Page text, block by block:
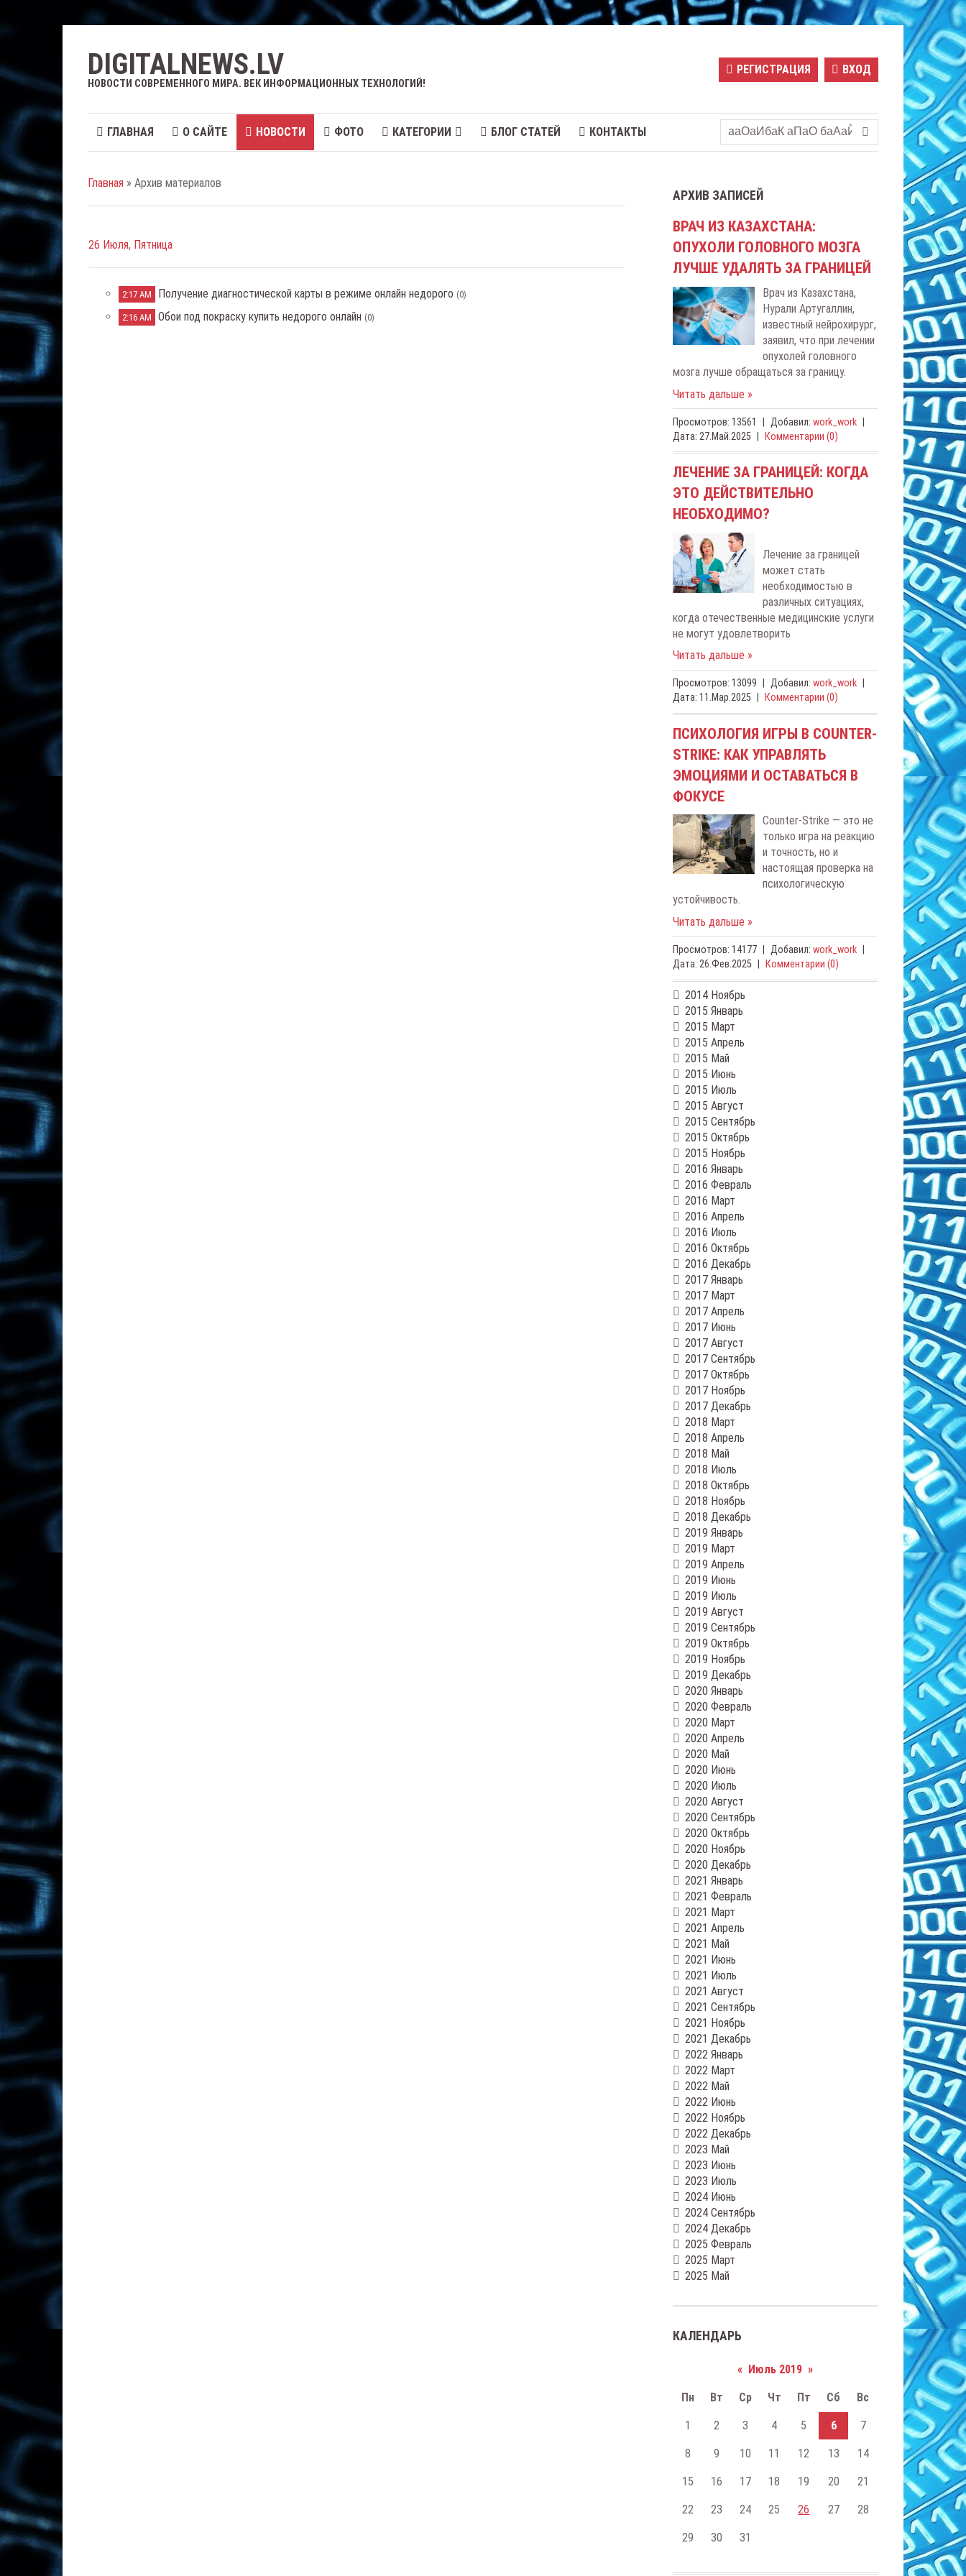
DIGITALNEWS.LV
НОВОСТИ СОВРЕМЕННОГО МИРА. ВЕК ИНФОРМАЦИОННЫХ ТЕХНОЛОГИЙ!
РЕГИСТРАЦИЯ ВХОД
ГЛАВНАЯ О САЙТЕ НОВОСТИ ФОТО КАТЕГОРИИ БЛОГ СТАТЕЙ КОНТАКТЫ
Главная » Архив материалов
26 Июля, Пятница
2:17 AM Получение диагностической карты в режиме онлайн недорого (0)
2:16 AM Обои под покраску купить недорого онлайн (0)
АРХИВ ЗАПИСЕЙ
ВРАЧ ИЗ КАЗАХСТАНА:
ОПУХОЛИ ГОЛОВНОГО МОЗГА
ЛУЧШЕ УДАЛЯТЬ ЗА ГРАНИЦЕЙ
Врач из Казахстана,
Нурали Артугаллин,
известный нейрохирург,
заявил, что при лечении
опухолей головного
мозга лучше обращаться за границу.
Читать дальше »
Просмотров: 13561 Добавил: work_work
Дата: 27.Май.2025 Комментарии (0)
ЛЕЧЕНИЕ ЗА ГРАНИЦЕЙ: КОГДА
ЭТО ДЕЙСТВИТЕЛЬНО
НЕОБХОДИМО?
Лечение за границей
может стать
необходимостью в
различных ситуациях,
когда отечественные медицинские услуги
не могут удовлетворить
Читать дальше »
Просмотров: 13099 Добавил: work_work
Дата: 11.Мар.2025 Комментарии (0)
ПСИХОЛОГИЯ ИГРЫ В COUNTER-
STRIKE: КАК УПРАВЛЯТЬ
ЭМОЦИЯМИ И ОСТАВАТЬСЯ В
ФОКУСЕ
Counter-Strike — это не
только игра на реакцию
и точность, но и
настоящая проверка на
психологическую
устойчивость.
Читать дальше »
Просмотров: 14177 Добавил: work_work
Дата: 26.Фев.2025 Комментарии (0)
2014 Ноябрь
2015 Январь
2015 Март
2015 Апрель
2015 Май
2015 Июнь
2015 Июль
2015 Август
2015 Сентябрь
2015 Октябрь
2015 Ноябрь
2016 Январь
2016 Февраль
2016 Март
2016 Апрель
2016 Июль
2016 Октябрь
2016 Декабрь
2017 Январь
2017 Март
2017 Апрель
2017 Июнь
2017 Август
2017 Сентябрь
2017 Октябрь
2017 Ноябрь
2017 Декабрь
2018 Март
2018 Апрель
2018 Май
2018 Июль
2018 Октябрь
2018 Ноябрь
2018 Декабрь
2019 Январь
2019 Март
2019 Апрель
2019 Июнь
2019 Июль
2019 Август
2019 Сентябрь
2019 Октябрь
2019 Ноябрь
2019 Декабрь
2020 Январь
2020 Февраль
2020 Март
2020 Апрель
2020 Май
2020 Июнь
2020 Июль
2020 Август
2020 Сентябрь
2020 Октябрь
2020 Ноябрь
2020 Декабрь
2021 Январь
2021 Февраль
2021 Март
2021 Апрель
2021 Май
2021 Июнь
2021 Июль
2021 Август
2021 Сентябрь
2021 Ноябрь
2021 Декабрь
2022 Январь
2022 Март
2022 Май
2022 Июнь
2022 Ноябрь
2022 Декабрь
2023 Май
2023 Июнь
2023 Июль
2024 Июнь
2024 Сентябрь
2024 Декабрь
2025 Февраль
2025 Март
2025 Май
КАЛЕНДАРЬ
« Июль 2019 »
Пн Вт Ср Чт Пт Сб Вс
1 2 3 4 5 6 7
8 9 10 11 12 13 14
15 16 17 18 19 20 21
22 23 24 25 26 27 28
29 30 31